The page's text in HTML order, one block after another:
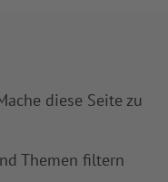
diese Seite zu
Themen filtern